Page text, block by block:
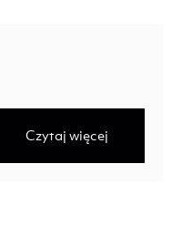
Czytaj więcej